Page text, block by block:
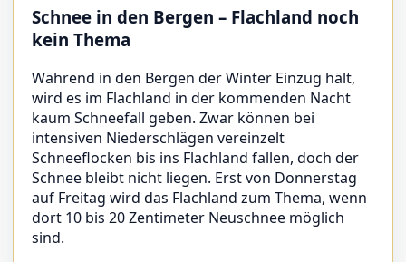
Schnee in den Bergen – Flachland noch
kein Thema
Während in den Bergen der Winter Einzug hält,
wird es im Flachland in der kommenden Nacht
kaum Schneefall geben. Zwar können bei
intensiven Niederschlägen vereinzelt
Schneeflocken bis ins Flachland fallen, doch der
Schnee bleibt nicht liegen. Erst von Donnerstag
auf Freitag wird das Flachland zum Thema, wenn
dort 10 bis 20 Zentimeter Neuschnee möglich
sind.